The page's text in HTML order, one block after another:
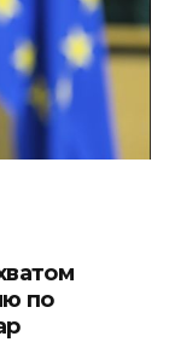
по